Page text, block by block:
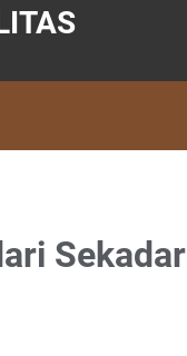
Sekadar